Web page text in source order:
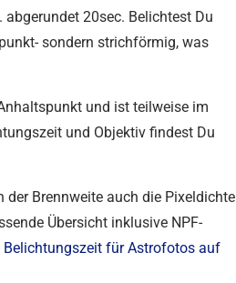
20sec. Belichtest Du
sondern strichförmig, was
und ist teilweise im
und Objektiv findest Du
der Brennweite auch die Pixeldichte
Übersicht inklusive NPF-
Belichtungszeit für Astrofotos auf